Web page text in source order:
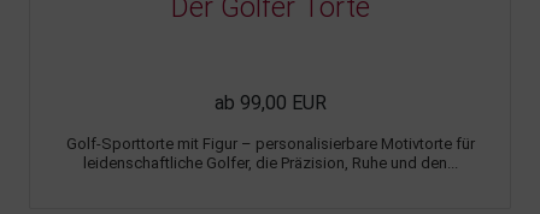
Der Golfer Torte
ab 99,00 EUR
Golf-Sporttorte mit Figur – personalisierbare Motivtorte für
leidenschaftliche Golfer, die Präzision, Ruhe und den...